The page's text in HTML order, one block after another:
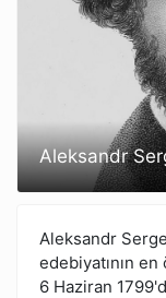
Aleksandr
Aleksandr
edebiyatının
6 Haziran